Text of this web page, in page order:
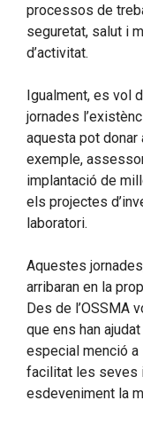
processos de
seguretat, salut i
d’activitat.
Igualment, es vol
jornades
aquesta pot donar
exemple,
implantació de
els projectes
laboratori.
Aquestes
arribaran en la
Des de l’OSSMA
que ens han
especial menció a
facilitat les seves
esdeveniment la